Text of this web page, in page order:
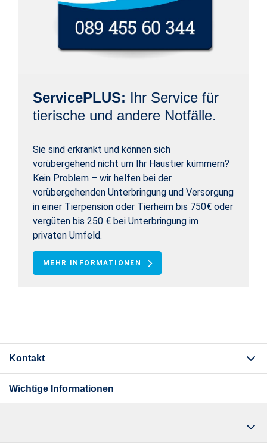
ServicePLUS: Ihr Service für
tierische und andere Notfälle.
Sie sind erkrankt und können sich
vorübergehend nicht um Ihr Haustier kümmern?
Kein Problem – wir helfen bei der
vorübergehenden Unterbringung und Versorgung
in einer Tierpension oder Tierheim bis 750€ oder
vergüten bis 250 € bei Unterbringung im
privaten Umfeld.
MEHR INFORMATIONEN
Kontakt
Wichtige Informationen